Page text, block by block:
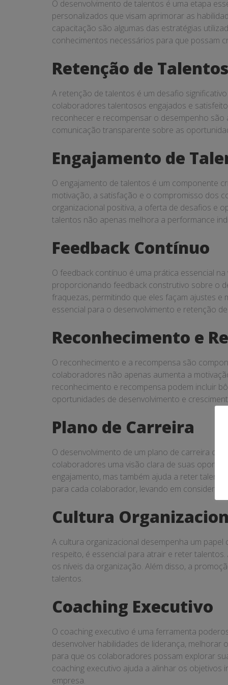
O desenvolvimento de talentos é uma etapa
personalizados que visam aprimorar as
capacitação são algumas das estratégias
conhecimentos necessários para que possam
Retenção de Talentos
A retenção de talentos é um desafio
colaboradores talentosos engajados e
reconhecer e recompensar o desempenho são
comunicação transparente sobre as
Engajamento de
O engajamento de talentos é um componente
motivação, a satisfação e o compromisso dos
organizacional positiva, a oferta de desafios e
talentos não apenas melhora a performance
Feedback Contínuo
O feedback contínuo é uma prática essencial
proporcionando feedback construtivo sobre o
fraquezas, permitindo que eles façam ajustes
essencial para o desenvolvimento e retenção
Reconhecimento e
O reconhecimento e a recompensa são
colaboradores não apenas aumenta a
reconhecimento e recompensa podem incluir
oportunidades de desenvolvimento e
Plano de Carreira
O desenvolvimento de um plano de carreira
colaboradores uma visão clara de suas
engajamento, mas também ajuda a reter
para cada colaborador, levando em
Cultura
A cultura organizacional desempenha um
respeito, é essencial para atrair e reter
os níveis da organização. Além disso, a
talentos.
Coaching Executivo
O coaching executivo é uma ferramenta
desenvolver habilidades de liderança,
para que os colaboradores possam explorar
coaching executivo ajuda a alinhar os
empresa.